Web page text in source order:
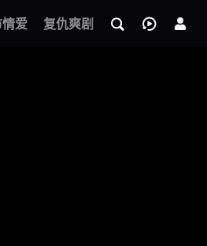
爱 复仇爽剧 玄幻武侠 奇幻